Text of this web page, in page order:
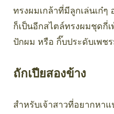
ทรงผมเกล้าที่มีลูกเล่นเก๋ๆ
ก็เป็นอีกสไตล์ทรงผมชุดกี่
ปักผม หรือ กิ๊บประดับเพช
ถักเปียสองข้าง
สำหรับเจ้าสาวที่อยากหา